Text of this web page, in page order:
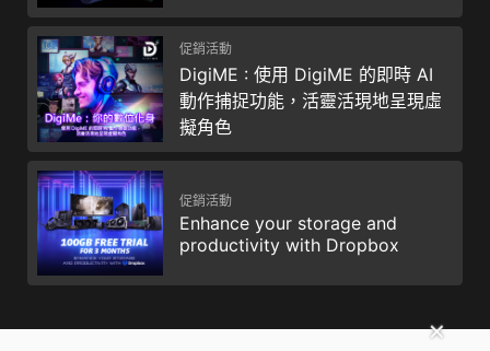
✕
促銷活動
DigiME : 使用 DigiME 的即時 AI
動作捕捉功能，活靈活現地呈現虛
擬角色
促銷活動
Enhance your storage and
productivity with Dropbox